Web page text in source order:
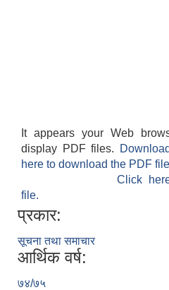
It appears your Web
display PDF files.
here to download the PDF
Click
file.
प्रकार:
सूचना तथा समाचार
आर्थिक वर्ष:
७४/७५